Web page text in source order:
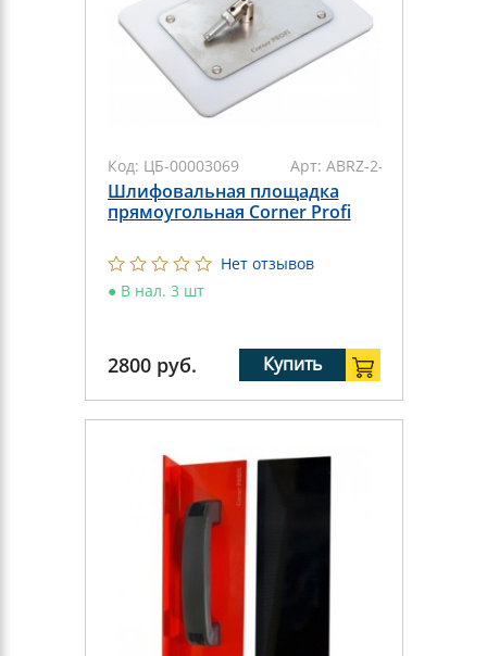
Код: ЦБ-00003069 Арт: ABRZ-2-180
Шлифовальная площадка
прямоугольная Corner Profi
Нет отзывов
● В нал. 3 шт
2800 руб. Купить